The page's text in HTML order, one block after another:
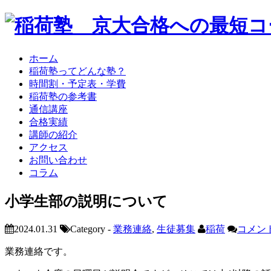
ホーム
稲荷塾ってどんな塾？
時間割・予定表・学費
稲荷塾の参考書
通信講座
合格実績
講師の紹介
アクセス
お問い合わせ
コラム
小学生部の説明について
2024.01.31 Category - 業務連絡, 生徒募集 稲荷 コメン
業務連絡です。